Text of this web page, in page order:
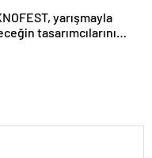
yarışmayla
tasarımcılarını